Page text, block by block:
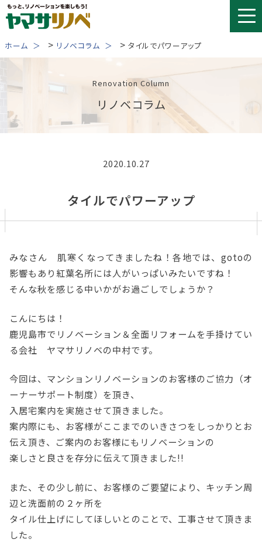
Skip
to
ホーム > リノベコラム > タイルでパワーアップ
Renovation Column
リノベコラム
2020.10.27
タイルでパワーアップ
みなさん 肌寒くなってきましたね！各地では、gotoの
影響もあり紅葉名所には人がいっぱいみたいですね！
そんな秋を感じる中いかがお過ごしでしょうか？
こんにちは！
鹿児島市でリノベーション＆全面リフォームを手掛けてい
る会社 ヤマサリノベの中村です。
今回は、マンションリノベーションのお客様のご協力（オ
ーナーサポート制度）を頂き、
入居宅案内を実施させて頂きました。
案内際にも、お客様がここまでのいきさつをしっかりとお
伝え頂き、ご案内のお客様にもリノベーションの
楽しさと良さを存分に伝えて頂きました!!
また、その少し前に、お客様のご要望により、キッチン周
辺と洗面前の２ヶ所を
タイル仕上げにしてほしいとのことで、工事させて頂きま
した。